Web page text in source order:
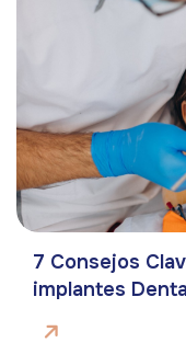
7 Consejos
implantes